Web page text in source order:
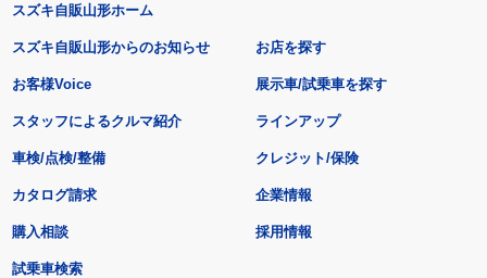
スズキ自販山形ホーム
スズキ自販山形からのお知らせ
お客様Voice
スタッフによるクルマ紹介
お店を探す
展示車/試乗車を探す
ラインアップ
車検/点検/整備 クレジット/保険
カタログ請求
購入相談
試乗車検索
企業情報
採用情報